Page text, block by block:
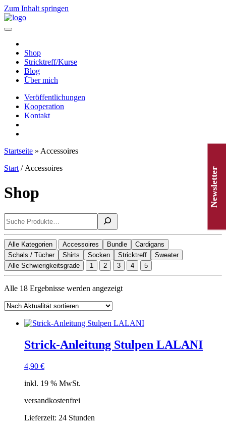
Zum Inhalt springen
Hauptnavigation
Shop
Stricktreff/Kurse
Blog
Über mich
Veröffentlichungen
Kooperation
Kontakt
Startseite » Accessoires
Start / Accessoires
Shop
Suchen
Alle Kategorien Accessoires Bundle
Cardigans
Schals / Tücher
Shirts Socken Stricktreff
Sweater
Alle Schwierigkeitsgrade
1 2 3 4 5
Alle 18 Ergebnisse werden angezeigtNach
Strick-Anleitung Stulpen LALANI
4,90 €
inkl. 19 % MwSt.
versandkostenfrei
Lieferzeit: 24 Stunden
Newsletter